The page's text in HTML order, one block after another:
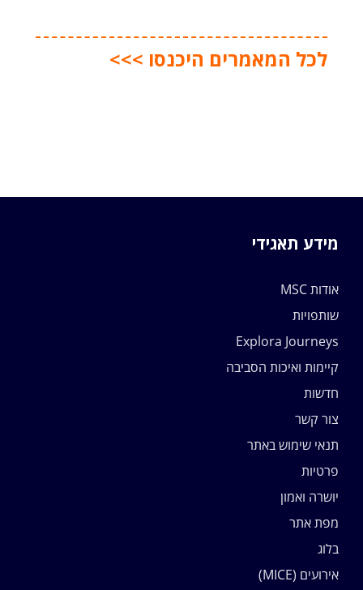
לכל המאמרים היכנסו >>>
מידע תאגידי
אודות MSC
שותפויות
Explora Journeys
קיימות ואיכות הסביבה
חדשות
צור קשר
תנאי שימוש באתר
פרטיות
יושרה ואמון
מפת אתר
בלוג
אירועים (MICE)